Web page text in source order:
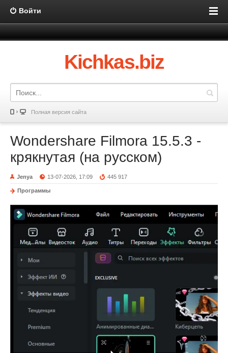
Войти
Kichkas.biz
Полная версия сайта
Wondershare Filmora 15.5.3 -
крякнутая (на русском)
Jenya 13-07-2026, 17:09 445 917
Программы